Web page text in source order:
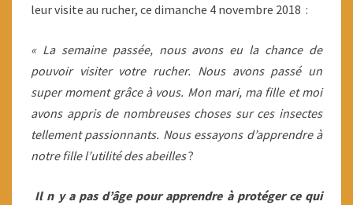
leur visite au rucher, ce dimanche 4 novembre 2018 :
« La semaine passée, nous avons eu la chance de
pouvoir visiter votre rucher. Nous avons passé un
super moment grâce à vous. Mon mari, ma fille et moi
avons appris de nombreuses choses sur ces insectes
tellement passionnants. Nous essayons d’apprendre à
notre fille l’utilité des abeilles?
Il n y a pas d’âge pour apprendre à protéger ce qui